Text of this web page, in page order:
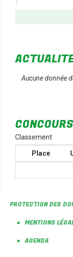
Aucune donnée
Classement
Place
PROTECTION DES
MENTIONS
AGENDA